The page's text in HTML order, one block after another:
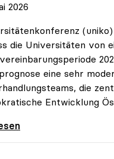
2026
die Universitäten von
eine sehr
die
Entwicklung